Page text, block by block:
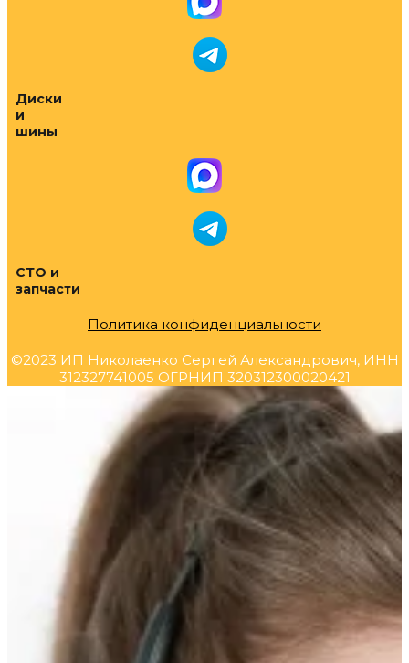
Диски
и
шины
СТО и
запчасти
Политика конфиденциальности
©2023 ИП Николаенко Сергей Александрович, ИНН
312327741005 ОГРНИП 320312300020421